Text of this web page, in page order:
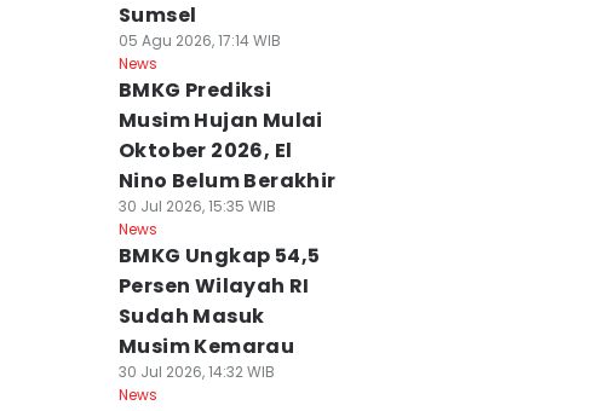
Sumsel
05 Agu 2026, 17:14 WIB
News
BMKG Prediksi
Musim Hujan Mulai
Oktober 2026, El
Nino Belum Berakhir
30 Jul 2026, 15:35 WIB
News
BMKG Ungkap 54,5
Persen Wilayah RI
Sudah Masuk
Musim Kemarau
30 Jul 2026, 14:32 WIB
News